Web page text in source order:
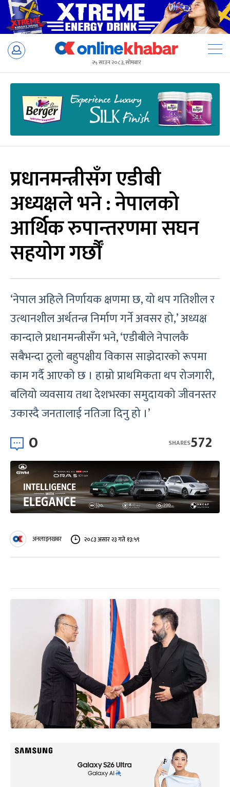
Skip
२५ साउन २०८३, सोमबार
प्रधानमन्त्रीसँग एडीबी
अध्यक्षले भने : नेपालको
आर्थिक रुपान्तरणमा सघन
सहयोग गर्छौँ
‘नेपाल अहिले निर्णायक क्षणमा छ, यो थप गतिशील र
उत्थानशील अर्थतन्त्र निर्माण गर्ने अवसर हो,’ अध्यक्ष
कान्दाले प्रधानमन्त्रीसँग भने, ‘एडीबीले नेपालकै
सबैभन्दा ठूलो बहुपक्षीय विकास साझेदारको रूपमा
काम गर्दै आएको छ । हाम्रो प्राथमिकता थप रोजगारी,
बलियो व्यवसाय तथा देशभरका समुदायको जीवनस्तर
उकास्दै जनतालाई नतिजा दिनु हो ।’
0 572
SHARES
अनलाइनखबर २०८३ असार २३ गते १३:५९